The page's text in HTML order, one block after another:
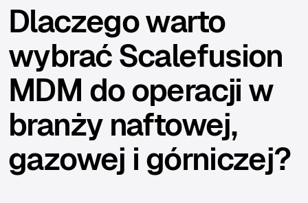
Dlaczego warto
wybrać Scalefusion
MDM do operacji w
branży naftowej,
gazowej i górniczej?